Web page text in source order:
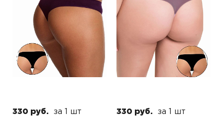
330 руб. за 1 шт 330 руб. за 1 шт